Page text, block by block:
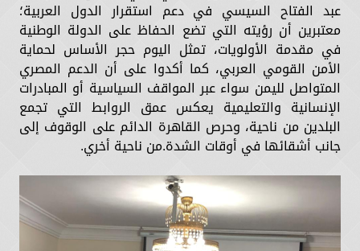
عبد الفتاح السيسي في دعم استقرار الدول العربية؛
معتبرين أن رؤيته التي تضع الحفاظ على الدولة الوطنية
في مقدمة الأولويات، تمثل اليوم حجر الأساس لحماية
الأمن القومي العربي، كما أكدوا على أن الدعم المصري
المتواصل لليمن سواء عبر المواقف السياسية أو المبادرات
الإنسانية والتعليمية يعكس عمق الروابط التي تجمع
البلدين من ناحية، وحرص القاهرة الدائم على الوقوف إلى
جانب أشقائها في أوقات الشدة.من ناحية أخري.